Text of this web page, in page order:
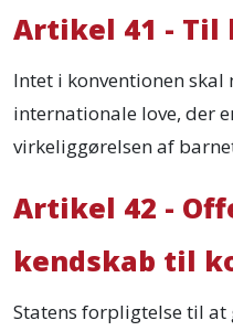
Artikel 41 - Til
Intet i konventionen
internationale love, der
virkeliggørelsen af
Artikel 42 -
kendskab til
Statens forpligtelse til